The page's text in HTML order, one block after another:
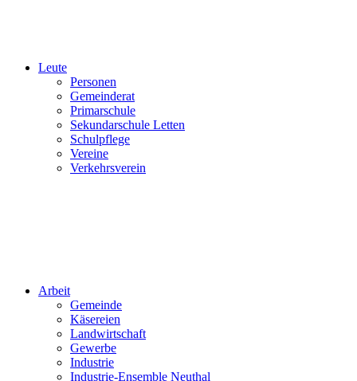
Leute
Personen
Gemeinderat
Primarschule
Sekundarschule Letten
Schulpflege
Vereine
Verkehrsverein
Arbeit
Gemeinde
Käsereien
Landwirtschaft
Gewerbe
Industrie
Industrie-Ensemble Neuthal